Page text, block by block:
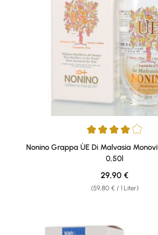
Durchschnittliche Bewertung von 4
Nonino Grappa ÙE Di Malvasia
0,50l
(59,80 € / 1 Liter)
Regulärer Preis:
29,90 €